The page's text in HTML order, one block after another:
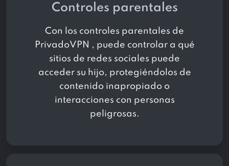
Controles parentales
Con los controles parentales de
PrivadoVPN , puede controlar a qué
sitios de redes sociales puede
acceder su hijo, protegiéndolos de
contenido inapropiado o
interacciones con personas
peligrosas.